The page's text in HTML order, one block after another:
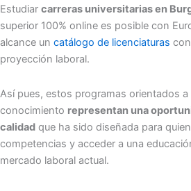
Estudiar carreras universitarias en
superior 100% online es posible con
alcance un catálogo de licenciaturas
proyección laboral.
Así pues, estos programas orientados
conocimiento representan una
calidad que ha sido diseñada para
competencias y acceder a una
mercado laboral actual.